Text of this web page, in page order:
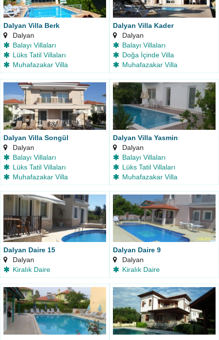
Dalyan Villa Berk
Dalyan
Balayı Villaları
Lüks Tatil Villaları
Muhafazakar Villa
Dalyan Villa Kader
Dalyan
Balayı Villaları
Doğa İçinde Villa
Muhafazakar Villa
Dalyan Villa Songül
Dalyan
Balayı Villaları
Lüks Tatil Villaları
Muhafazakar Villa
Dalyan Villa Yasmin
Dalyan
Balayı Villaları
Lüks Tatil Villaları
Muhafazakar Villa
Dalyan Daire 15
Dalyan
Kiralık Daire
Dalyan Daire 9
Dalyan
Kiralık Daire